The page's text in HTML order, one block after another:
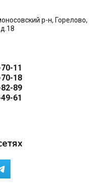
р-н, Горелово,
11
18
89
61